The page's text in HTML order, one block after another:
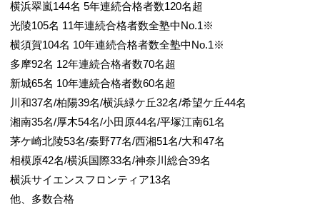
横浜翠嵐144名 5年連続合格者数120名超
光陵105名 11年連続合格者数全塾中No.1※
横須賀104名 10年連続合格者数全塾中No.1※
多摩92名 12年連続合格者数70名超
新城65名 10年連続合格者数60名超
川和37名/柏陽39名/横浜緑ケ丘32名/希望ケ丘44名
湘南35名/厚木54名/小田原44名/平塚江南61名
茅ケ崎北陵53名/秦野77名/西湘51名/大和47名
相模原42名/横浜国際33名/神奈川総合39名
横浜サイエンスフロンティア13名
他、多数合格